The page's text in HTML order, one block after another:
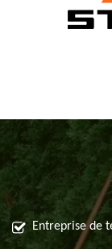
Entreprise de